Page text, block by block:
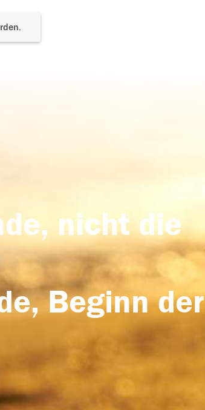
nicht die
Beginn der